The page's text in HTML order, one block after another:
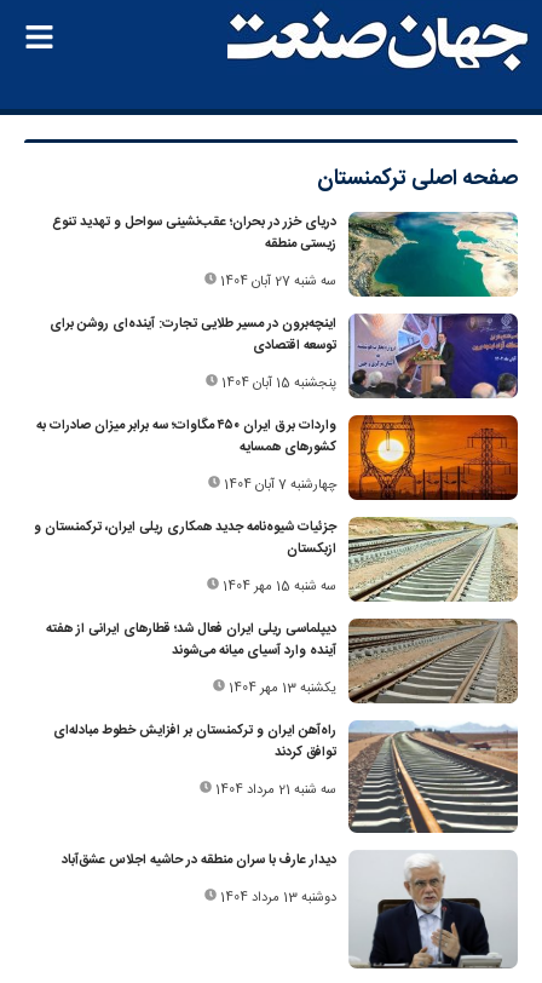
صفحه اصلیترکمنستان
دریای خزر در بحران؛ عقب‌نشینی سواحل و تهدید تنوع
زیستی منطقه
سه شنبه 27 آبان 1404
اینچه‌برون در مسیر طلایی تجارت: آینده‌ای روشن برای
توسعه اقتصادی
پنجشنبه 15 آبان 1404
واردات برق ایران ۴۵۰ مگاوات؛ سه برابر میزان صادرات به
کشورهای همسایه
چهارشنبه 7 آبان 1404
جزئیات شیوه‌نامه جدید همکاری ریلی ایران، ترکمنستان و
ازبکستان
سه شنبه 15 مهر 1404
دیپلماسی ریلی ایران فعال شد؛ قطارهای ایرانی از هفته
آینده وارد آسیای میانه می‌شوند
یکشنبه 13 مهر 1404
راه‌آهن ایران و ترکمنستان بر افزایش خطوط مبادله‌ای
توافق کردند
سه شنبه 21 مرداد 1404
دیدار عارف با سران منطقه در حاشیه اجلاس عشق‌آباد
دوشنبه 13 مرداد 1404